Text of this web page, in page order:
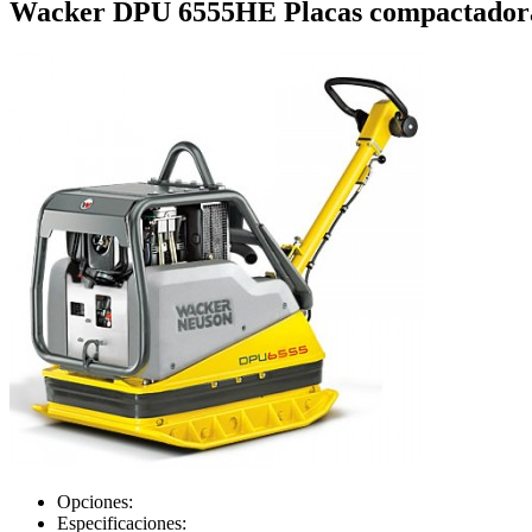
Wacker DPU 6555HE Placas
Opciones:
Especificaciones: